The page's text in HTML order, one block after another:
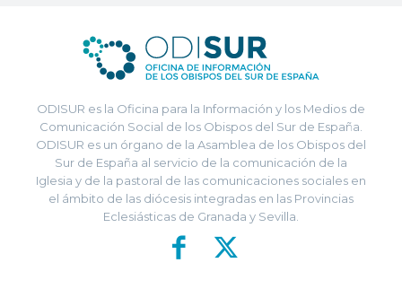
ODISUR es la Oficina para la Información y los Medios de
Comunicación Social de los Obispos del Sur de España.
ODISUR es un órgano de la Asamblea de los Obispos del
Sur de España al servicio de la comunicación de la
Iglesia y de la pastoral de las comunicaciones sociales en
el ámbito de las diócesis integradas en las Provincias
Eclesiásticas de Granada y Sevilla.